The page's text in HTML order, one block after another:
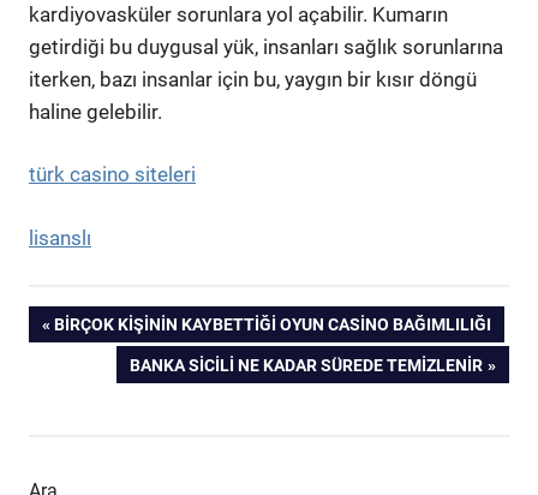
kardiyovasküler sorunlara yol açabilir. Kumarın
getirdiği bu duygusal yük, insanları sağlık sorunlarına
iterken, bazı insanlar için bu, yaygın bir kısır döngü
haline gelebilir.
türk casino siteleri
lisanslı
Yazı
gezinmesi
PREVIOUS
BIRÇOK KIŞININ KAYBETTIĞI OYUN CASINO BAĞIMLILIĞI
NEXT
POST:
BANKA SICILI NE KADAR SÜREDE TEMIZLENIR